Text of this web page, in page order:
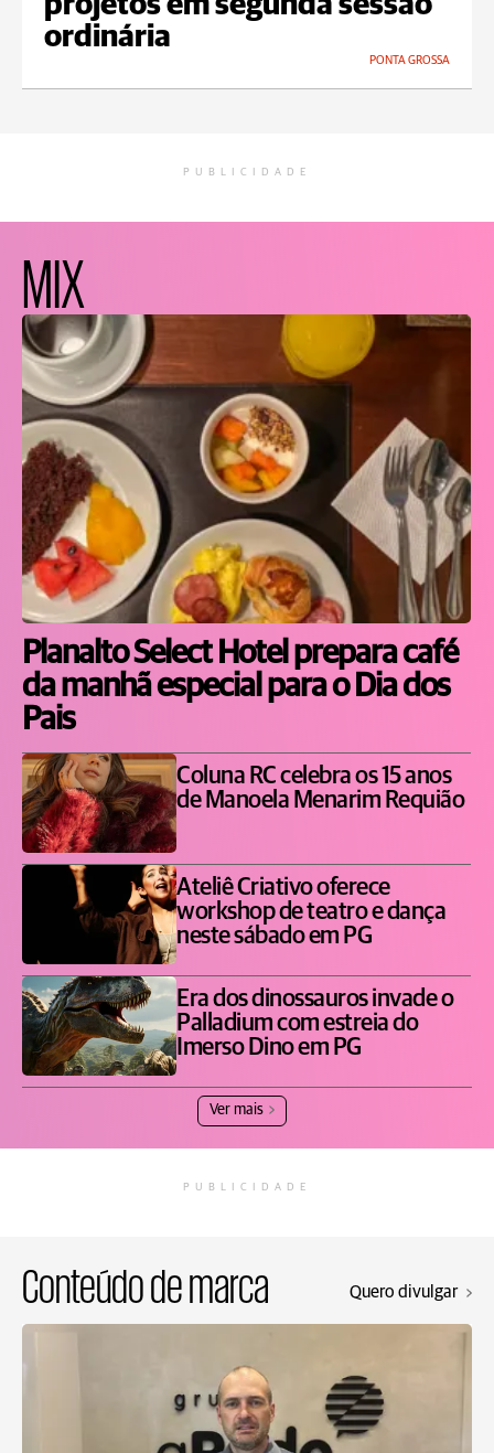
ordinária
PONTA GROSSA
PUBLICIDADE
MIX
Planalto Select Hotel prepara café
da manhã especial para o Dia dos
Pais
Coluna RC celebra os 15 anos
de Manoela Menarim Requião
Ateliê Criativo oferece
workshop de teatro e dança
neste sábado em PG
Era dos dinossauros invade o
Palladium com estreia do
Imerso Dino em PG
Ver mais
PUBLICIDADE
Conteúdo de marca Quero divulgar